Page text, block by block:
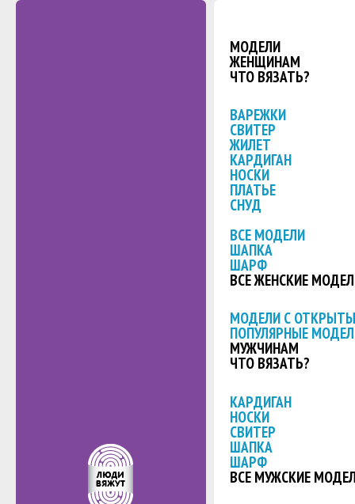
МОДЕЛИ
ЖЕНЩИНАМ
ЧТО ВЯЗАТЬ?
ВАРЕЖКИ
СВИТЕР
ЖИЛЕТ
КАРДИГАН
НОСКИ
ПЛАТЬЕ
СНУД
ВСЕ МОДЕЛИ
ШАПКА
ШАРФ
ВСЕ ЖЕНСКИЕ
МОДЕЛИ С
ПОПУЛЯРНЫЕ
МУЖЧИНАМ
ЧТО ВЯЗАТЬ?
КАРДИГАН
НОСКИ
СВИТЕР
ШАПКА
ШАРФ
ВСЕ МУЖСКИЕ